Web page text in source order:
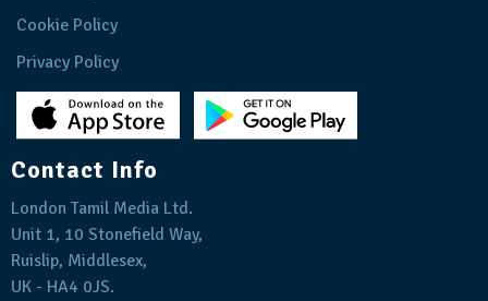
Cookie Policy
Privacy Policy
Contact Info
London Tamil Media Ltd.
Unit 1, 10 Stonefield Way,
Ruislip, Middlesex,
UK - HA4 0JS.